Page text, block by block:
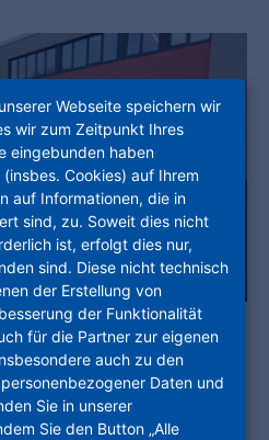
Tobias Bundschuh und
Hintergrund) vom NHW-
den Spendenscheck an
– die Kinder aus der Kita der
nahmen ihre Bücher gleich in
Webseite speichern wir
wir zum Zeitpunkt Ihres
eingebunden haben
Cookies) auf Ihrem
auf Informationen, die in
sind, zu. Soweit dies nicht
ist, erfolgt dies nur,
sind. Diese nicht technisch
der Erstellung von
der Funktionalität
für die Partner zur eigenen
auch zu den
Daten und
Sie in unserer
Sie den Button „Alle